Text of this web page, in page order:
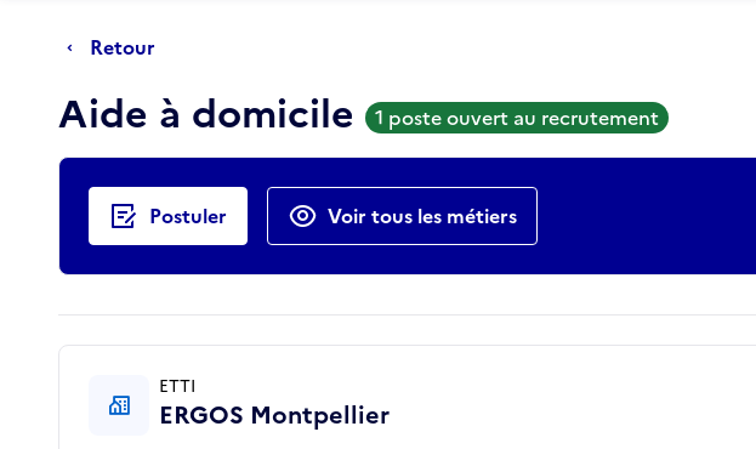
Retour
Aide à domicile 1 poste ouvert au recrutement
Actions rapides
Postuler Voir tous les métiers
ETTI
ERGOS Montpellier